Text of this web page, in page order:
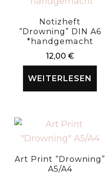
Notizheft
“Drowning” DIN A6
*handgemacht
12,00 €
WEITERLESEN
Art Print “Drowning”
A5/A4